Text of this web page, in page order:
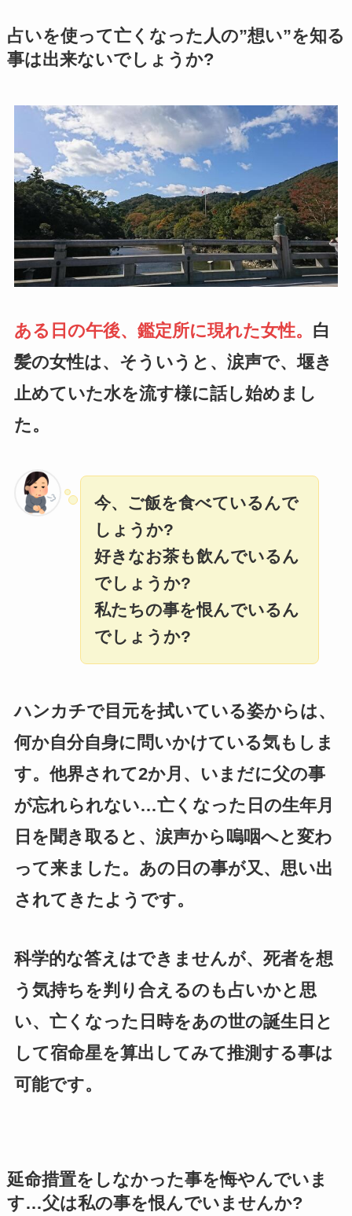
占いを使って亡くなった人の”想い”を知る
事は出来ないでしょうか?
ある日の午後、鑑定所に現れた女性。 白
髪の女性は、そういうと、涙声で、堰き
止めていた水を流す様に話し始めまし
た。
今、ご飯を食べているんで
しょうか?
好きなお茶も飲んでいるん
でしょうか?
私たちの事を恨んでいるん
でしょうか?
ハンカチで目元を拭いている姿からは、
何か自分自身に問いかけている気もしま
す。他界されて2か月、いまだに父の事
が忘れられない…亡くなった日の生年月
日を聞き取ると、涙声から嗚咽へと変わ
って来ました。あの日の事が又、思い出
されてきたようです。
科学的な答えはできませんが、死者を想
う気持ちを判り合えるのも占いかと思
い、亡くなった日時をあの世の誕生日と
して宿命星を算出してみて推測する事は
可能です。
延命措置をしなかった事を悔やんでいま
す…父は私の事を恨んでいませんか?